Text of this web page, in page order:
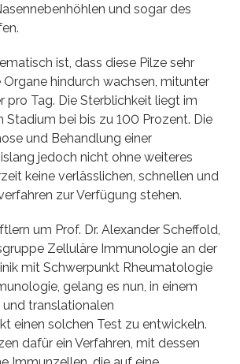
und sogar des
ist, dass diese Pilze sehr
hindurch wachsen, mitunter
pro Tag. Die Sterblichkeit liegt im
bei bis zu 100 Prozent. Die
und Behandlung einer
jedoch nicht ohne weiteres
keine verlässlichen, schnellen und
zur Verfügung stehen.
um Prof. Dr. Alexander Scheffold,
Zelluläre Immunologie an der
mit Schwerpunkt Rheumatologie
gelang es nun, in einem
translationalen
einen solchen Test zu entwickeln.
dafür ein Verfahren, mit dessen